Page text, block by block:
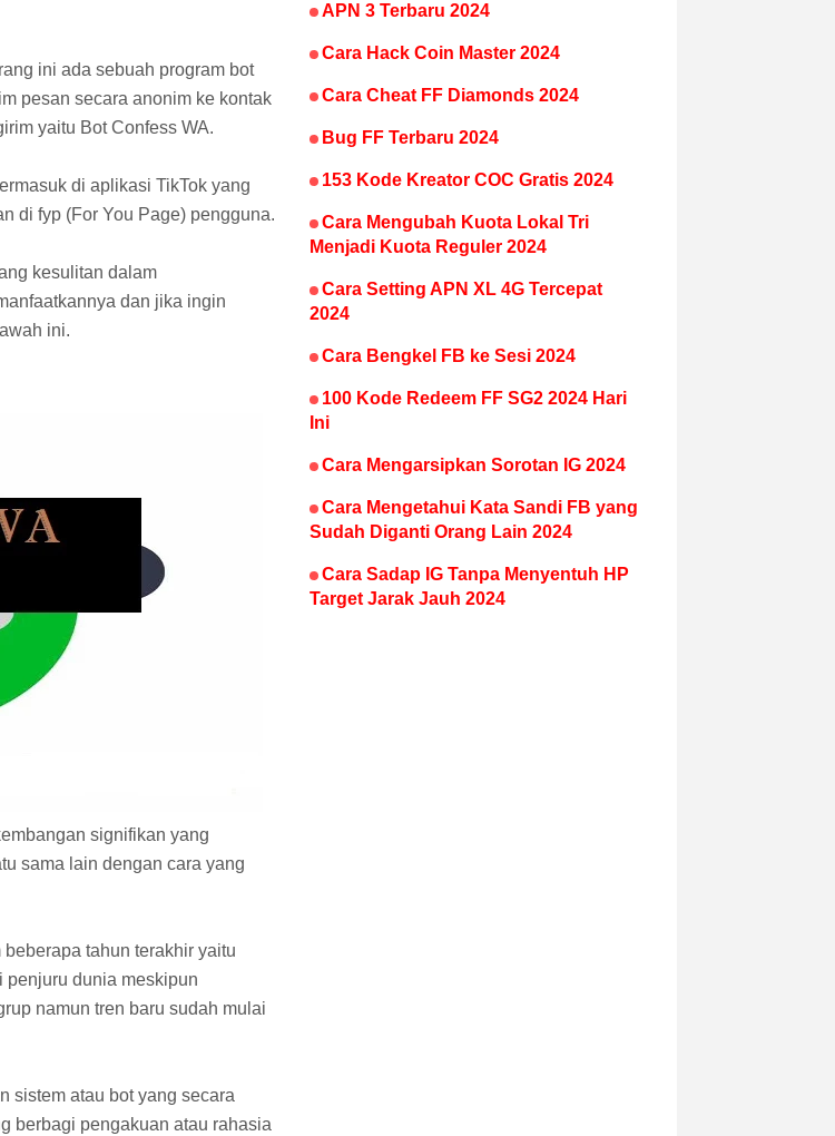
ini ada sebuah program bot
pesan secara anonim ke kontak
yaitu Bot Confess WA.
di aplikasi TikTok yang
di fyp (For You Page) pengguna.
kesulitan dalam
dan jika ingin
ini.
signifikan yang
sama lain dengan cara yang
tahun terakhir yaitu
penjuru dunia meskipun
namun tren baru sudah mulai
sistem atau bot yang secara
berbagi pengakuan atau rahasia
APN 3 Terbaru 2024
Cara Hack Coin Master 2024
Cara Cheat FF Diamonds 2024
Bug FF Terbaru 2024
153 Kode Kreator COC Gratis 2024
Cara Mengubah Kuota Lokal Tri
Menjadi Kuota Reguler 2024
Cara Setting APN XL 4G Tercepat
2024
Cara Bengkel FB ke Sesi 2024
100 Kode Redeem FF SG2 2024 Hari
Ini
Cara Mengarsipkan Sorotan IG 2024
Cara Mengetahui Kata Sandi FB yang
Sudah Diganti Orang Lain 2024
Cara Sadap IG Tanpa Menyentuh HP
Target Jarak Jauh 2024